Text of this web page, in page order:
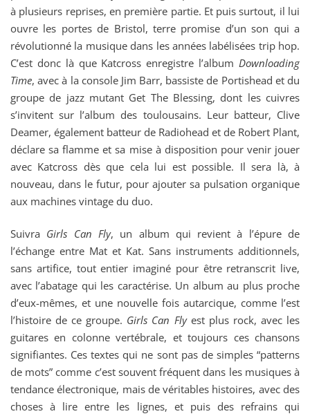
à plusieurs reprises, en première partie. Et puis surtout, il lui
ouvre les portes de Bristol, terre promise d’un son qui a
révolutionné la musique dans les années labélisées trip hop.
C’est donc là que Katcross enregistre l’album Downloading
Time, avec à la console Jim Barr, bassiste de Portishead et du
groupe de jazz mutant Get The Blessing, dont les cuivres
s’invitent sur l’album des toulousains. Leur batteur, Clive
Deamer, également batteur de Radiohead et de Robert Plant,
déclare sa flamme et sa mise à disposition pour venir jouer
avec Katcross dès que cela lui est possible. Il sera là, à
nouveau, dans le futur, pour ajouter sa pulsation organique
aux machines vintage du duo.
Suivra Girls Can Fly, un album qui revient à l’épure de
l’échange entre Mat et Kat. Sans instruments additionnels,
sans artifice, tout entier imaginé pour être retranscrit live,
avec l’abatage qui les caractérise. Un album au plus proche
d’eux-mêmes, et une nouvelle fois autarcique, comme l’est
l’histoire de ce groupe. Girls Can Flyest plus rock, avec les
guitares en colonne vertébrale, et toujours ces chansons
signifiantes. Ces textes qui ne sont pas de simples “patterns
de mots” comme c’est souvent fréquent dans les musiques à
tendance électronique, mais de véritables histoires, avec des
choses à lire entre les lignes, et puis des refrains qui